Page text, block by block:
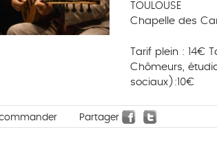
TOULOUSE
Chapelle des
Tarif plein : 14€
Chômeurs,
sociaux):10€
Partager